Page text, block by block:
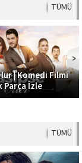
TÜMÜ
Sonsuza Dek
TÜMÜ